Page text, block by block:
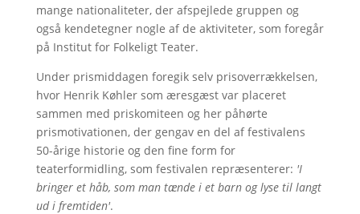
mange nationaliteter, der afspejlede gruppen og
også kendetegner nogle af de aktiviteter, som foregår
på Institut for Folkeligt Teater.
Under prismiddagen foregik selv prisoverrækkelsen,
hvor Henrik Køhler som æresgæst var placeret
sammen med priskomiteen og her påhørte
prismotivationen, der gengav en del af festivalens
50-årige historie og den fine form for
teaterformidling, som festivalen repræsenterer: 'I
bringer et håb, som man tænde i et barn og lyse til langt
ud i fremtiden'.